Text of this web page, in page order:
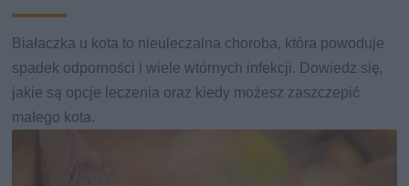
Białaczka u kota to nieuleczalna choroba, która powoduje
spadek odporności i wiele wtórnych infekcji. Dowiedz się,
jakie są opcje leczenia oraz kiedy możesz zaszczepić
małego kota.